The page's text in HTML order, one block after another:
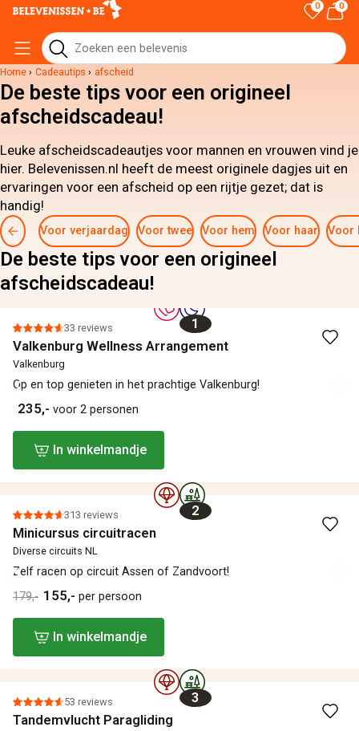
0 0
Home › Cadeautips › afscheid
De beste tips voor een origineel
afscheidscadeau!
Leuke afscheidscadeautjes voor mannen en vrouwen vind je
hier. Belevenissen.nl heeft de meest originele dagjes uit en
ervaringen voor een afscheid op een rijtje gezet; dat is
handig!
Voor verjaardag Voor twee Voor hem Voor haar Voor
De beste tips voor een origineel
afscheidscadeau!
1
33 reviews
Valkenburg Wellness Arrangement
Valkenburg
Op en top genieten in het prachtige Valkenburg!
235,- voor 2 personen
In winkelmandje
2
313 reviews
Minicursus circuitracen
Diverse circuits NL
Zelf racen op circuit Assen of Zandvoort!
179,- 155,- per persoon
In winkelmandje
3
53 reviews
Tandemvlucht Paragliding